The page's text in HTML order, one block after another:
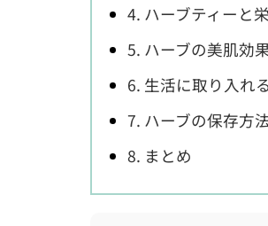
4. ハーブティーと
5. ハーブの美肌効
6. 生活に取り入れ
7. ハーブの保存方
8. まとめ